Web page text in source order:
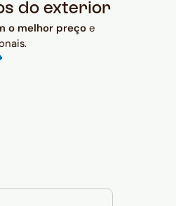
do exterior
o melhor preço e